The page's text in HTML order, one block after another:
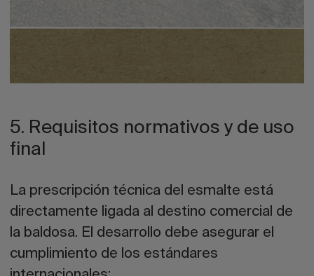
5. Requisitos normativos y de uso
final
La prescripción técnica del esmalte está
directamente ligada al destino comercial de
la baldosa. El desarrollo debe asegurar el
cumplimiento de los estándares